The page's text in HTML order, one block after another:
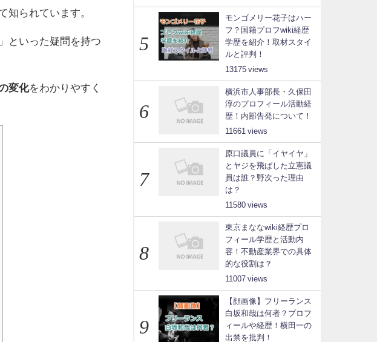
知られています。
といった疑問を持つ
変化をわかりやすく
モンゴメリー花子はハー
フ？国籍プロフwiki経歴
学歴を紹介！取材スタイ
ルと評判！
13175
横浜市人事部長・久保田
淳のプロフィール活動経
歴！内部告発について！
11661
原口議員に「イヤイヤ」
とヤジを飛ばした立憲議
員は誰？野次った理由
は？
11580
東京まななwiki経歴プロ
フィール学歴と活動内
容！不動産業界での具体
的な役割は？
11007
【顔画像】フリーランス
白坂和哉は何者？プロフ
ィールや経歴！横田一の
出禁を批判！